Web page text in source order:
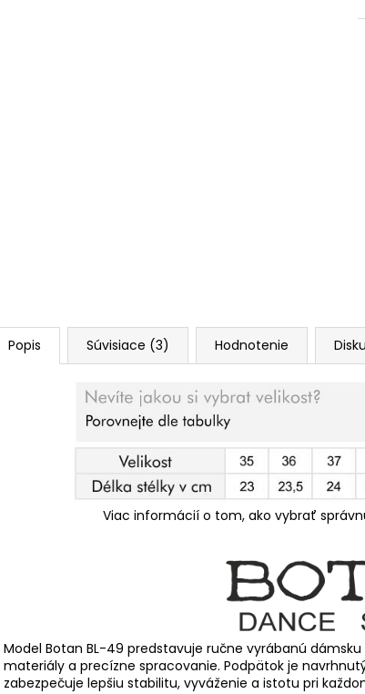
Popis Súvisiace (3) Hodnotenie
Viac informácií o tom, ako vybrať
Model Botan BL-49 predstavuje ručne vyrábanú
materiály a precízne spracovanie. Podpätok je
zabezpečuje lepšiu stabilitu, vyváženie a istotu pri